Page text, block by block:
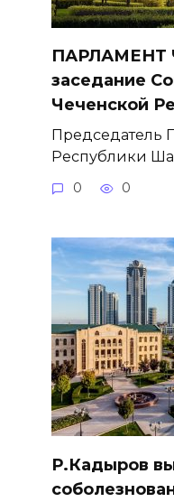
ПАРЛАМЕНТ
заседание
Чеченской
Председатель
Республики
0 0
Р.Кадыров